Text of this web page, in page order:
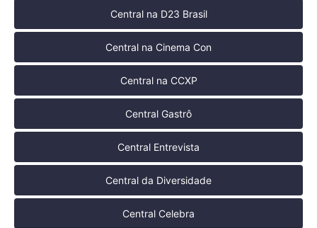
Central na D23 Brasil
Central na Cinema Con
Central na CCXP
Central Gastrô
Central Entrevista
Central da Diversidade
Central Celebra